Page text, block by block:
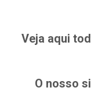
Veja aqui
O nosso